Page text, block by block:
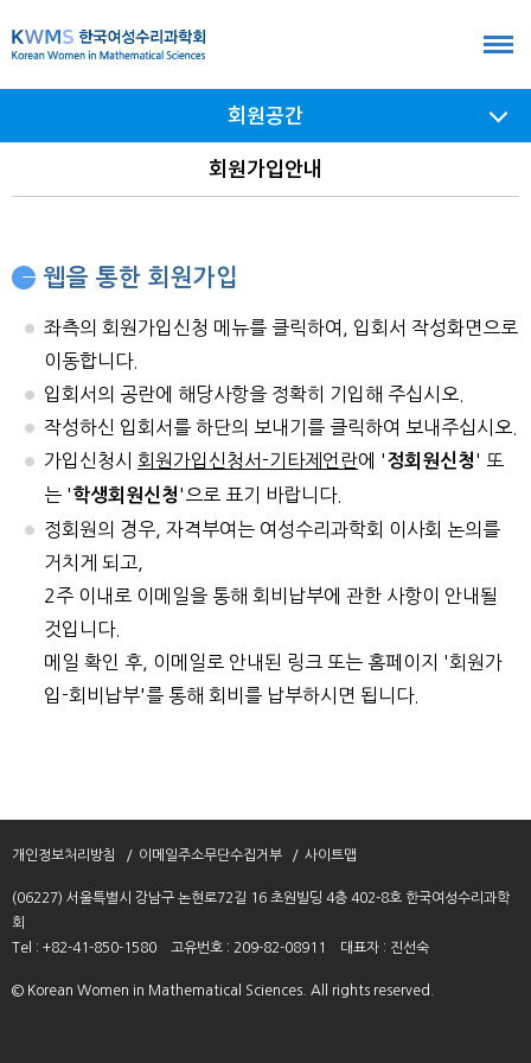
문
가
여닫기
회원공간
회원가입안내
웹을 통한 회원가입
좌측의 회원가입신청 메뉴를 클릭하여, 입회서 작성화면으로
이동합니다.
입회서의 공란에 해당사항을 정확히 기입해 주십시오.
작성하신 입회서를 하단의 보내기를 클릭하여 보내주십시오.
가입신청시 회원가입신청서-기타제언란에 ' 정회원신청 ' 또
는 ' 학생회원신청 '으로 표기 바랍니다.
정회원의 경우, 자격부여는 여성수리과학회 이사회 논의를
거치게 되고,
2주 이내로 이메일을 통해 회비납부에 관한 사항이 안내될
것입니다.
메일 확인 후, 이메일로 안내된 링크 또는 홈페이지 '회원가
입-회비납부'를 통해 회비를 납부하시면 됩니다.
개인정보처리방침 이메일주소무단수집거부 사이트맵
(06227) 서울특별시 강남구 논현로72길 16 초원빌딩 4층 402-8호 한국여성수리과학
회
Tel : +82-41-850-1580
고유번호 : 209-82-08911 대표자 : 진선숙
© Korean Women in Mathematical Sciences. All rights reserved.